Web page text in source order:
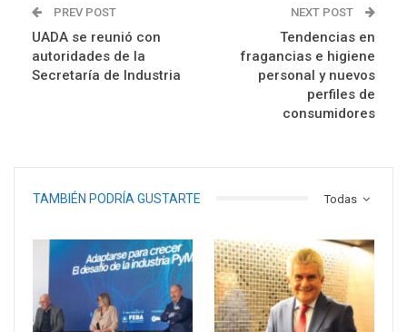
PREV POST
UADA se reunió con
autoridades de la
Secretaría de Industria
NEXT POST
Tendencias en
fragancias e higiene
personal y nuevos
perfiles de
consumidores
Todas
TAMBIÉN PODRÍA GUSTARTE